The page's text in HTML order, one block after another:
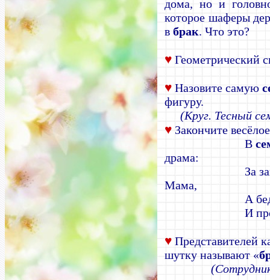
дома, но и
которое шаферы
вбрак. Что это?
♥ Геометрический
♥ Назовите самую
фигуру.
(Круг. Тесный
♥ Закончите
В
драма:
За
Мама,
А
И
♥ Представителей
шутку называют «